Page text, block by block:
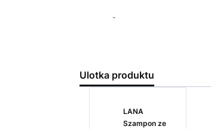
-
Ulotka produktu
LANA
Szampon ze